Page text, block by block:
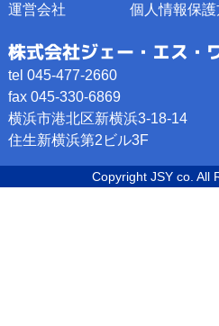
運営会社 個人情報保
株式会社ジェー・エス・
tel 045-477-2660
fax 045-330-6869
横浜市港北区新横浜3-18-14
住生新横浜第2ビル3F
Copyright JSY co. All